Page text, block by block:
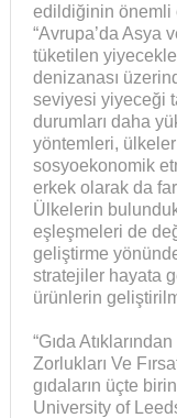
edildiğinin önemli
“Avrupa’da Asya
tüketilen
denizanası
seviyesi yiyeceği
durumları daha
yöntemleri, ülkeler
sosyoekonomik
erkek olarak da
Ülkelerin
eşleşmeleri de
geliştirme
stratejiler hayata
ürünlerin
“Gıda
Zorlukları Ve
gıdaların üçte
University of